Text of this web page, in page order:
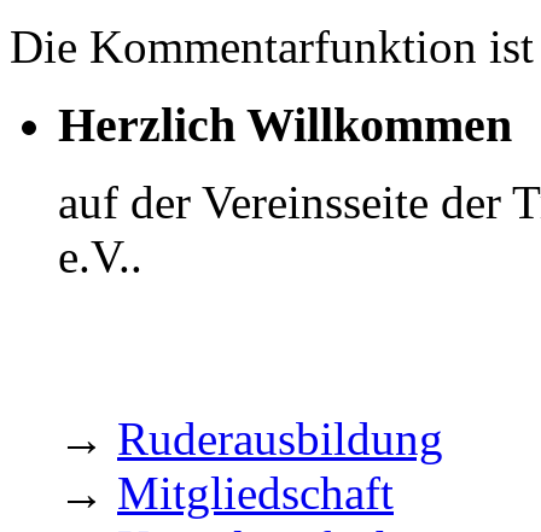
Die Kommentarfunktion ist
Herzlich Willkommen
auf der Vereinsseite der
e.V..
→ Ruderausbildung
→ Mitgliedschaft